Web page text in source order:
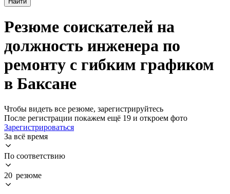
Резюме соискателей на
должность инженера по
ремонту с гибким графиком
в Баксане
Чтобы видеть все резюме, зарегистрируйтесь
После регистрации покажем ещё 19 и откроем фото
Зарегистрироваться
За всё время
По соответствию
20 резюме